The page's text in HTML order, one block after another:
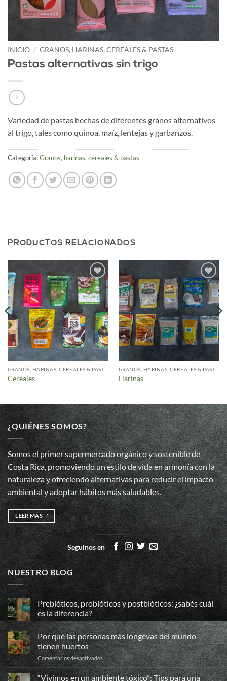
INICIO / GRANOS, HARINAS, CEREALES & PASTAS
Pastas alternativas sin trigo
Variedad de pastas hechas de diferentes granos alternativos
al trigo, tales como quinoa, maíz, lentejas y garbanzos.
Categoría:Granos, harinas, cereales & pastas
PRODUCTOS RELACIONADOS
Añadir
a la
lista de
deseos
GRANOS, HARINAS, CEREALES & PASTAS
Cereales
Añadir
a la
lista de
deseos
GRANOS, HARINAS, CEREALES & PASTAS
Harinas
¿QUIÉNES SOMOS?
Somos el primer supermercado orgánico y sostenible de
Costa Rica, promoviendo un estilo de vida en armonía con la
naturaleza y ofreciendo alternativas para reducir el impacto
ambiental y adoptar hábitos más saludables.
LEER MÁS
Seguinos en
NUESTRO BLOG
Prebióticos, probióticos y postbióticos: ¿sabés cuál
es la diferencia?
No
hay
comentarios
en
Prebióticos,
probióticos
y
postbióticos:
¿sabés
Por qué las personas más longevas del mundo
tienen huertos
Comentarios desactivadosen
Por
qué
“Vivimos en un ambiente tóxico”: Tips para una